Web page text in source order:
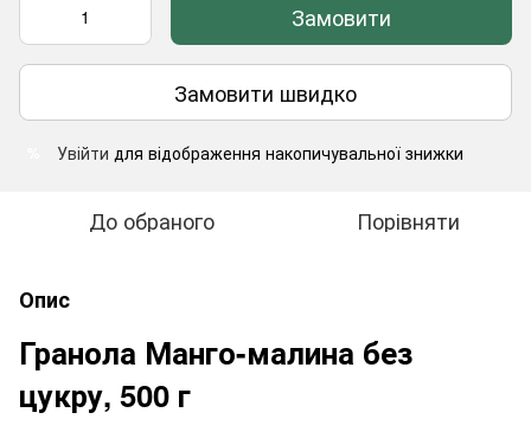
Замовити
Замовити швидко
Увійти для відображення накопичувальної знижки
До обраного Порівняти
Опис
Гранола Манго-малина без
цукру, 500 г